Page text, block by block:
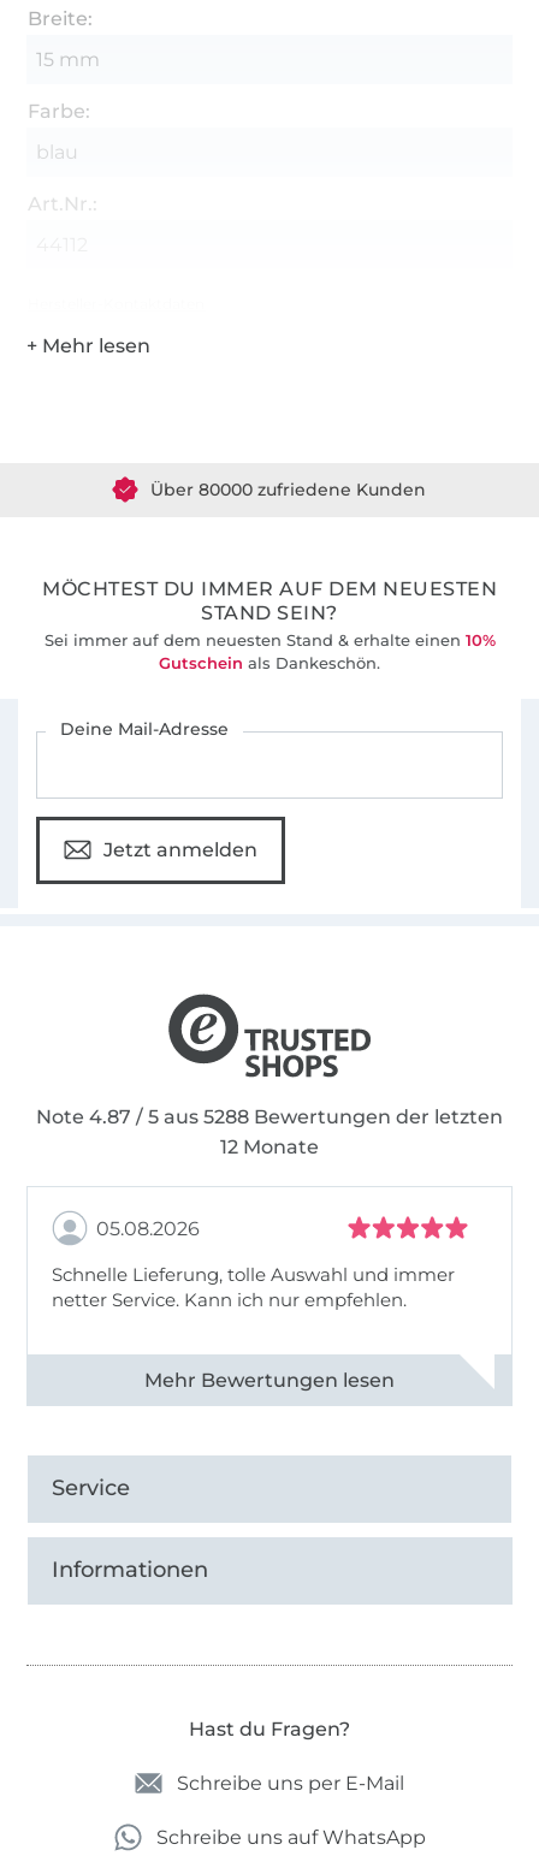
Breite:
15 mm
Farbe:
blau
Art.Nr.:
Über 80000 zufriedene Kunden
MÖCHTEST DU IMMER AUF DEM NEUESTEN
STAND SEIN?
Sei immer auf dem neuesten Stand & erhalte einen 10%
Gutschein als Dankeschön.
Deine Mail-Adresse
Jetzt anmelden
Note 4.87 / 5 aus 5288 Bewertungen der letzten
12 Monate
05.08.2026
Schnelle Lieferung, tolle Auswahl und immer
netter Service. Kann ich nur empfehlen.
Alle 82930 Bewertungen ansehen
Service
Informationen
Hast du Fragen?
Schreibe uns per E-Mail
Schreibe uns auf WhatsApp